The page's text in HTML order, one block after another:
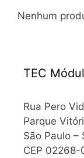
Nenhum
TEC
Rua Pero
Parque
São Paulo –
CEP 02268-